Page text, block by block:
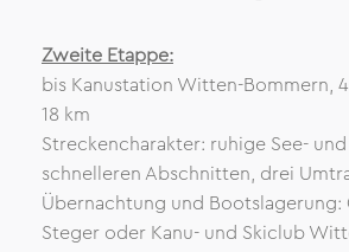
Zweite Etappe:
bis Kanustation Witten-Bommern,
18 km
Streckencharakter: ruhige See-
schnelleren Abschnitten, drei
Übernachtung und Bootslagerung:
Steger oder Kanu- und Skiclub